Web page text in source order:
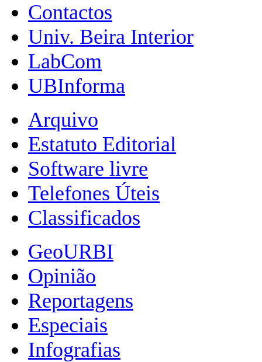
Contactos
Univ. Beira Interior
LabCom
UBInforma
Arquivo
Estatuto Editorial
Software livre
Telefones Úteis
Classificados
GeoURBI
Opinião
Reportagens
Especiais
Infografias